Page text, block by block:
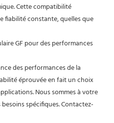
Cette compatibilité
fiabilité constante, quelles que
GF pour des performances
des performances de la
éprouvée en fait un choix
Nous sommes à votre
spécifiques. Contactez-